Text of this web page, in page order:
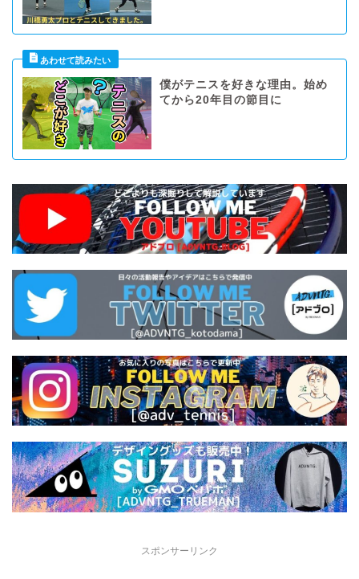
僕がテニスを好きな理由。始め
てから20年目の節目に
スポンサーリンク